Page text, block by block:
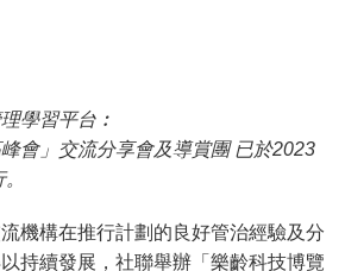
學習平台︰
峰會」交流分享會及導賞團 已於2023
機構在推行計劃的良好管治經驗及分
持續發展，社聯舉辦「樂齡科技博覽